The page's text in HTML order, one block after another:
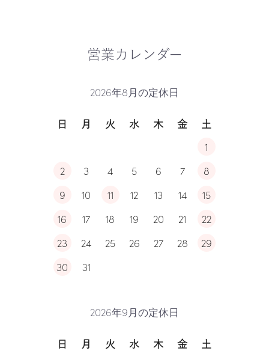
営業カレンダー
2026年8月の定休日
日 月 火 水 木 金 土
1
2
3 4 5 6 7
8
9
10 11 12 13 14
15
16
17 18 19 20 21
22
23
24 25 26 27 28
29
30
31
2026年9月の定休日
日 月 火 水 木 金 土